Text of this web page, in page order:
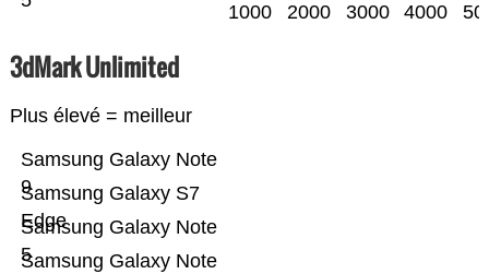
1000 2000 3000 4000
3dMark Unlimited
Plus élevé = meilleur
Samsung Galaxy Note
Samsung Galaxy Note
5
Samsung Galaxy S7
Edge
Samsung Galaxy Note
9